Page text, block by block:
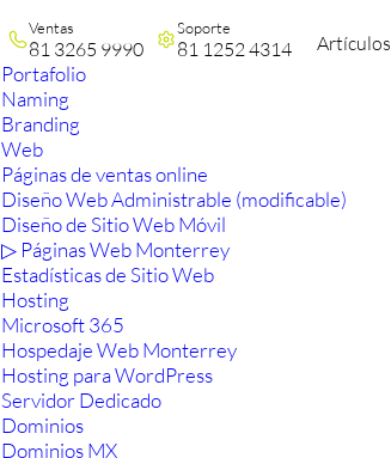
Ventas
81 3265 9990
Soporte
81 1252 4314 Artículos
Portafolio
Naming
Branding
Web
Páginas de ventas online
Diseño Web Administrable (modificable)
Diseño de Sitio Web Móvil
▷ Páginas Web Monterrey
Estadísticas de Sitio Web
Hosting
Microsoft 365
Hospedaje Web Monterrey
Hosting para WordPress
Servidor Dedicado
Dominios
Dominios MX